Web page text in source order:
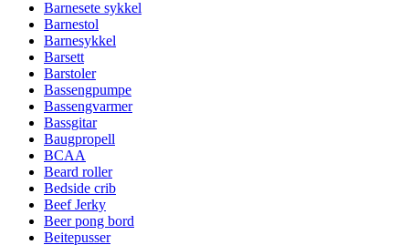
Barnesete sykkel
Barnestol
Barnesykkel
Barsett
Barstoler
Bassengpumpe
Bassengvarmer
Bassgitar
Baugpropell
BCAA
Beard roller
Bedside crib
Beef Jerky
Beer pong bord
Beitepusser